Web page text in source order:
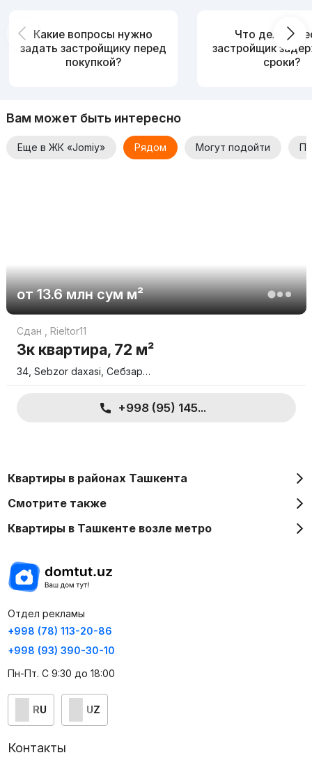
Какие вопросы нужно
задать застройщику перед
покупкой?
Что делать,
застройщик
сроки?
Вам может быть интересно
Еще в ЖК «Jomiy» Рядом Могут подойти
от13.6 млн сумм²
Сдан Rieltor11
3к квартира, 72 м²
34, Sebzor daxasi, Себзар…
+998 (95) 145...
Квартиры в районах Ташкента
Смотрите также
Квартиры в Ташкенте возле метро
Отдел рекламы
+998 (78) 113-20-86
+998 (93) 390-30-10
Пн-Пт. С 9:30 до 18:00
RU UZ
Контакты